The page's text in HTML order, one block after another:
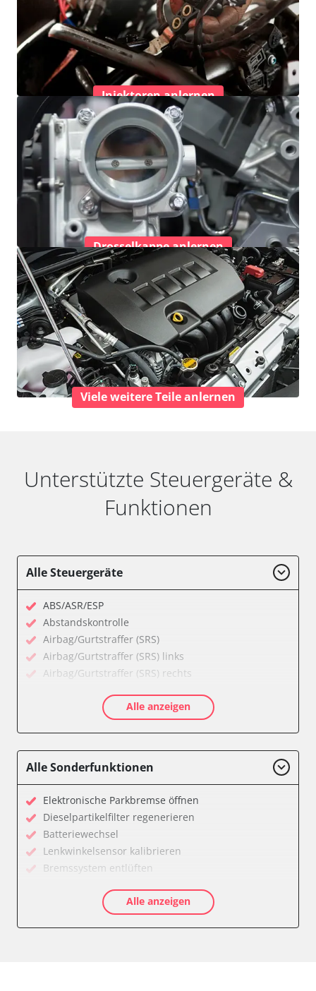
Injektoren anlernen
Drosselkappe anlernen
Viele weitere Teile anlernen
Unterstützte Steuergeräte &
Funktionen
Alle Steuergeräte
ABS/ASR/ESP
Abstandskontrolle
Airbag/Gurtstraffer (SRS)
Airbag/Gurtstraffer (SRS) links
Airbag/Gurtstraffer (SRS) rechts
Allradelektronik
Anhängersteuergerät
Diagnoseschnittstelle (EOBD/OBDII)
Einparkhilfe
Einparkhilfe Lenkhilfe
Einstiegshilfe Beifahrer
Einstiegshilfe Fahrer
Fahrererkennung
Fahrtrichtungskamera
Fernlichtassistent
Alle anzeigen
Alle Sonderfunktionen
Elektronische Parkbremse öffnen
Dieselpartikelfilter regenerieren
Batteriewechsel
Lenkwinkelsensor kalibrieren
Bremssystem entlüften
AGR Ventil anlernen
Luftmassenmesser anlernen
Alle anzeigen